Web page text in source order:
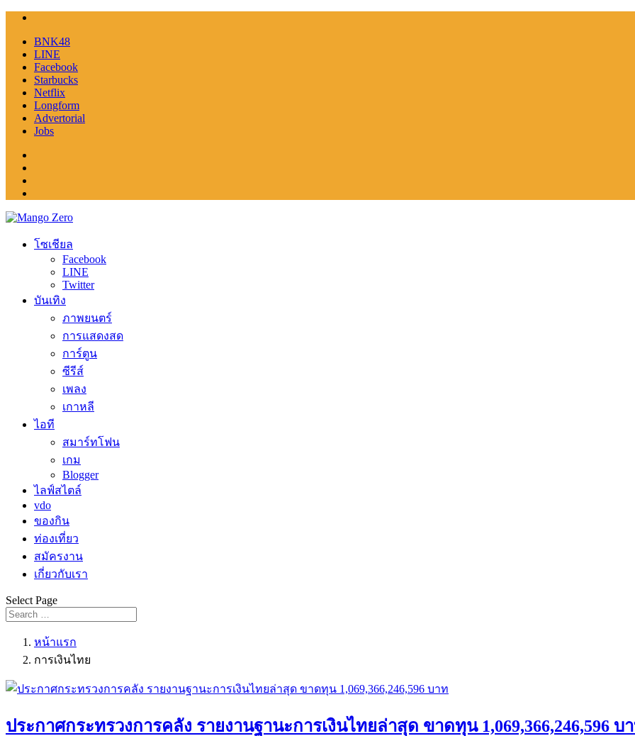
BNK48
LINE
Facebook
Starbucks
Netflix
Longform
Advertorial
Jobs
โซเชียล
Facebook
LINE
Twitter
บันเทิง
ภาพยนตร์
การแสดงสด
การ์ตูน
ซีรีส์
เพลง
เกาหลี
ไอที
สมาร์ทโฟน
เกม
Blogger
ไลฟ์สไตล์
vdo
ของกิน
ท่องเที่ยว
สมัครงาน
เกี่ยวกับเรา
Select Page
หน้าแรก
การเงินไทย
ประกาศกระทรวงการคลัง รายงานฐานะการเงินไทยล่าสุด ขาดทุน 1,069,366,246,596 บ